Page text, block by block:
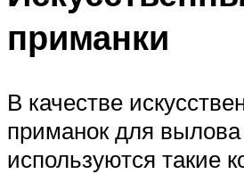
приманки
В качестве
приманок для вылова
используются такие